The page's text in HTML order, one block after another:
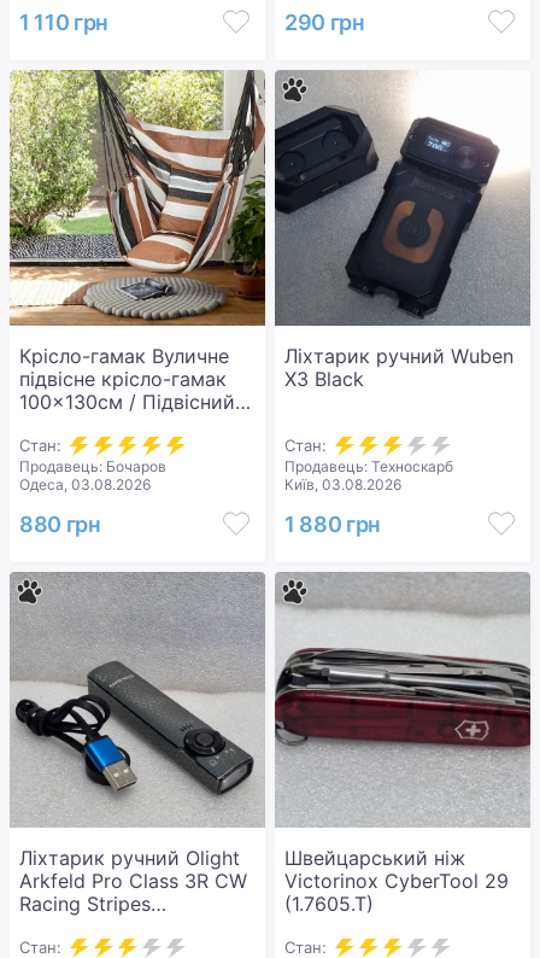
1 110 грн 290 грн
Крісло-гамак Вуличне
підвісне крісло-гамак
100x130см / Підвісний
подушками до 150кг
Коричневий
Стан:
Продавець: Бочаров
Одеса, 03.08.2026
880 грн
Ліхтарик ручний Wuben
X3 Black
Стан:
Продавець: Техноскарб
Київ, 03.08.2026
1 880 грн
Ліхтарик ручний Olight
Arkfeld Pro Class 3R CW
Racing Stripes
Стан:
Швейцарський ніж
Victorinox CyberTool 29
(1.7605.T)
Стан: